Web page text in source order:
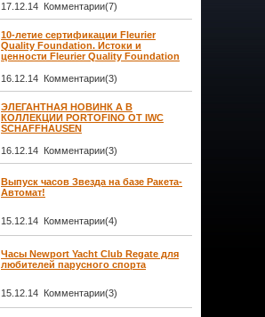
17.12.14 Комментарии(7)
10-летие сертификации Fleurier
Quality Foundation. Истоки и
ценности Fleurier Quality Foundation
16.12.14 Комментарии(3)
ЭЛЕГАНТНАЯ НОВИНК А В
КОЛЛЕКЦИИ PORTOFINO ОТ IWC
SCHAFFHAUSEN
16.12.14 Комментарии(3)
Выпуск часов Звезда на базе Ракета-
Автомат!
15.12.14 Комментарии(4)
Часы Newport Yacht Club Regate для
любителей парусного спорта
15.12.14 Комментарии(3)